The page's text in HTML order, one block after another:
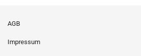
AGB
Impressum